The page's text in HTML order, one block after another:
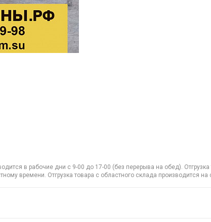
в рабочие дни с 9-00 до 17-00 (без перерыва на обед).
времени. Отгрузка товара с областного склада производится